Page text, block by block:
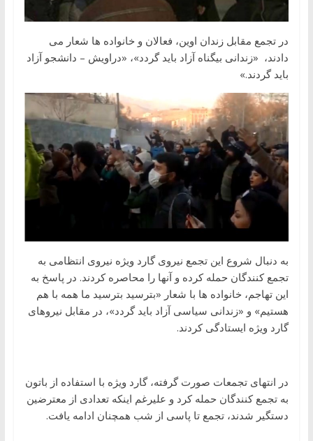
در تجمع مقابل زندان اوین، فعالان و خانواده ها شعار می
دادند، «زندانی بیگناه آزاد باید گردد»، «دراویش – دانشجو آزاد
باید گردند.»
به دنبال شروع این تجمع نیروی گارد ویژه نیروی انتظامی به
تجمع کنندگان حمله کرده و آنها را محاصره کردند. در پاسخ به
این تهاجم، خانواده ها با شعار «بترسید بترسید ما همه با هم
هستیم» و «زندانی سیاسی آزاد باید گردد»، در مقابل نیروهای
گارد ویژه ایستادگی کردند.
در انتهای تجمعات صورت گرفته، گارد ویژه با استفاده از باتون
به تجمع کنندگان حمله کرد و علیرغم اینکه تعدادی از معترضین
دستگیر شدند، تجمع تا پاسی از شب همچنان ادامه یافت.